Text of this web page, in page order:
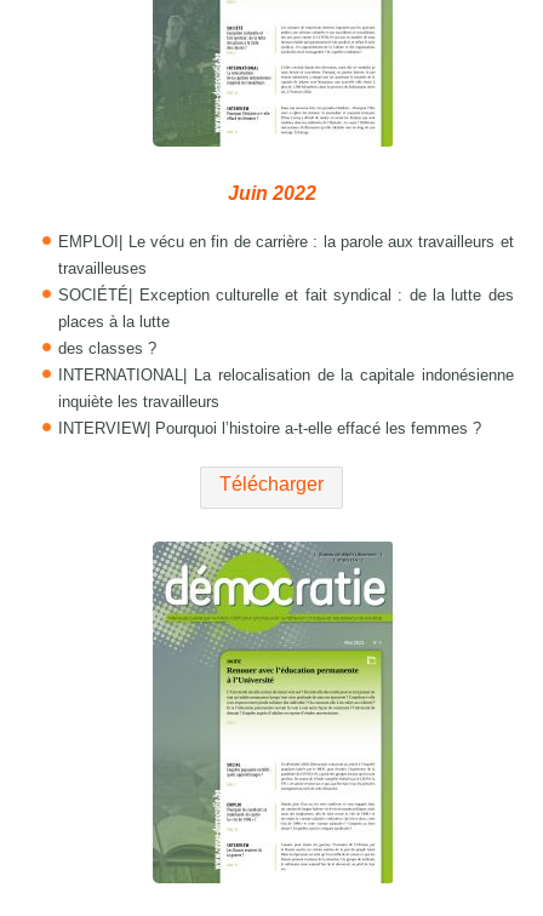
Juin 2022
EMPLOI| Le vécu en fin de carrière : la parole aux travailleurs et
travailleuses
SOCIÉTÉ| Exception culturelle et fait syndical : de la lutte des
places à la lutte
des classes ?
INTERNATIONAL| La relocalisation de la capitale indonésienne
inquiète les travailleurs
INTERVIEW| Pourquoi l’histoire a-t-elle effacé les femmes ?
Télécharger